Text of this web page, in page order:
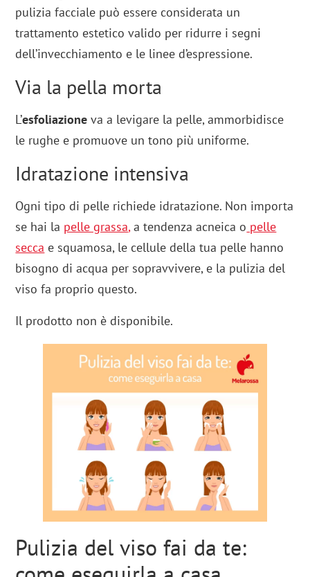
pulizia facciale può essere considerata un
trattamento estetico valido per ridurre i segni
dell’invecchiamento e le linee d’espressione.
Via la pella morta
L’esfoliazioneva a levigare la pelle, ammorbidisce
le rughe e promuove un tono più uniforme.
Idratazione intensiva
Ogni tipo di pelle richiede idratazione. Non importa
se hai la pelle grassa, a tendenza acneica o pelle
secca e squamosa, le cellule della tua pelle hanno
bisogno di acqua per sopravvivere, e la pulizia del
viso fa proprio questo.
Il prodotto non è disponibile.
Pulizia del viso fai da te: